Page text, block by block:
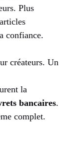
Plus
confiance.
créateurs. Un
la
bancaires.
complet.